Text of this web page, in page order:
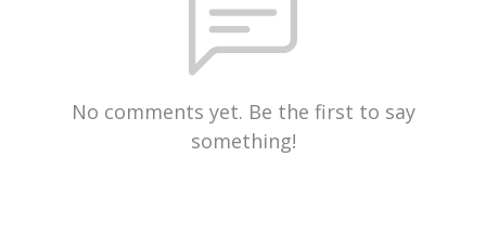
No comments yet. Be the first to say
something!